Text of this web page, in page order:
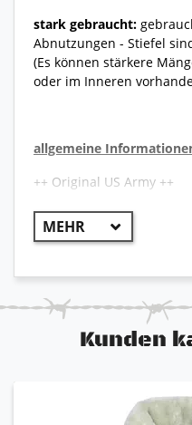
stark gebraucht:
Abnutzungen - Stiefel
(Es können stärkere
oder im Inneren
allgemeine
++ Original US Army ++
Der Belleville 690 war der
Force, der für den
ist in das Stiefelfutter
eine wasserdichte
aus dem Stiefel nach
patentierter
bequemsten Laufsohlen
Kunden